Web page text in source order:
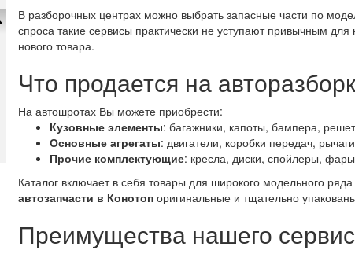
В разборочных центрах можно выбрать запасные части по
спроса такие сервисы практически не уступают привычным
нового товара.
Что продается на
На автошротах Вы можете приобрести:
Кузовные элементы: багажники, капоты, бампера,
Основные агрегаты: двигатели, коробки передач,
Прочие комплектующие: кресла, диски, спойлеры,
Каталог включает в себя товары для широкого модельного
автозапчасти в Конотоп оригинальные и тщательно
Преимущества нашего